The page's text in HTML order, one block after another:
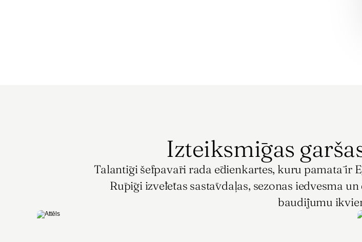
Izteiksmīgas
Talantīgi šefpavāri rada ēdienkartes, kuru pamatā ir
Rūpīgi izvēlētas sastāvdaļas, sezonas iedvesma
baudījumu